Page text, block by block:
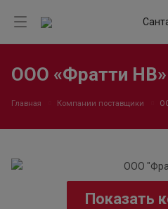
ООО «Фратти НВ»
Главная Компании поставщики
Показать